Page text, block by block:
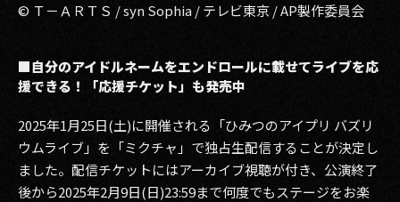
© Ｔ－ＡＲＴＳ / syn Sophia / テレビ東京 / AP製作委員会
■自分のアイドルネームをエンドロールに載せてライブを応
援できる！「応援チケット」も発売中
2025年1月25日(土)に開催される「ひみつのアイプリ バズリ
ウムライブ」を「ミクチャ」で独占生配信することが決定し
ました。配信チケットにはアーカイブ視聴が付き、公演終了
後から2025年2月9日(日)23:59まで何度でもステージをお楽